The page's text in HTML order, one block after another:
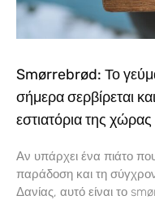
Smørrebrød: Το
σήμερα σερβίρεται
εστιατόρια της χώρας
Αν υπάρχει ένα πιάτο
παράδοση και τη
Δανίας, αυτό είναι το